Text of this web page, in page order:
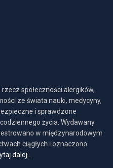
rzecz społeczności alergików,
ze świata nauki, medycyny,
i sprawdzone
życia. Wydawany
w międzynarodowym
ciągłych i oznaczono
dalej…